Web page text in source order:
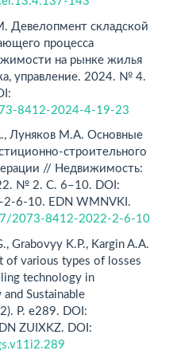
Девелопмент складской
процесса
на рынке жилья
управление. 2024. № 4.
8412-2024-4-19-23
Луняков М.А. Основные
строительного
// Недвижимость:
№ 2. С. 6–10. DOI:
6-10. EDN WMNVKI.
2073-8412-2022-2-6-10
Grabovyу K.P., Kargin A.A.
of various types of losses
technology in
Sustainable
P. e289. DOI:
ZUIXKZ. DOI: